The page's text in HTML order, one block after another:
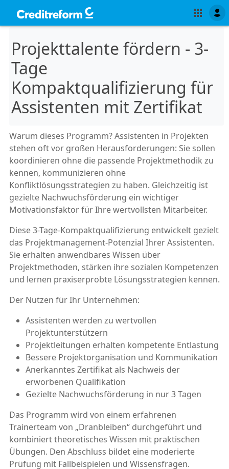
Projekttalente fördern - 3-
Tage
Kompaktqualifizierung für
Assistenten mit Zertifikat
Warum dieses Programm? Assistenten in Projekten
stehen oft vor großen Herausforderungen: Sie sollen
koordinieren ohne die passende Projektmethodik zu
kennen, kommunizieren ohne
Konfliktlösungsstrategien zu haben. Gleichzeitig ist
gezielte Nachwuchsförderung ein wichtiger
Motivationsfaktor für Ihre wertvollsten Mitarbeiter.
Diese 3-Tage-Kompaktqualifizierung entwickelt gezielt
das Projektmanagement-Potenzial Ihrer Assistenten.
Sie erhalten anwendbares Wissen über
Projektmethoden, stärken ihre sozialen Kompetenzen
und lernen praxiserprobte Lösungsstrategien kennen.
Der Nutzen für Ihr Unternehmen:
Assistenten werden zu wertvollen
Projektunterstützern
Projektleitungen erhalten kompetente Entlastung
Bessere Projektorganisation und Kommunikation
Anerkanntes Zertifikat als Nachweis der
erworbenen Qualifikation
Gezielte Nachwuchsförderung in nur 3 Tagen
Das Programm wird von einem erfahrenen
Trainerteam von „Dranbleiben“ durchgeführt und
kombiniert theoretisches Wissen mit praktischen
Übungen. Den Abschluss bildet eine moderierte
Prüfung mit Fallbeispielen und Wissensfragen.